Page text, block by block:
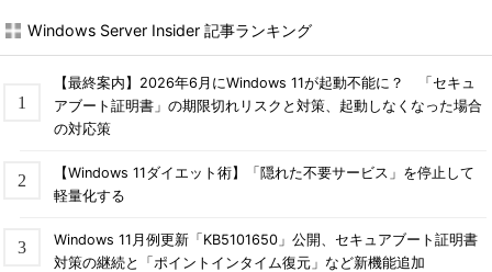
Windows Server Insider 記事ランキング
【最終案内】2026年6月にWindows 11が起動不能に？ 「セキュ
アブート証明書」の期限切れリスクと対策、起動しなくなった場合
の対応策
【Windows 11ダイエット術】「隠れた不要サービス」を停止して
軽量化する
Windows 11月例更新「KB5101650」公開、セキュアブート証明書
対策の継続と「ポイントインタイム復元」など新機能追加